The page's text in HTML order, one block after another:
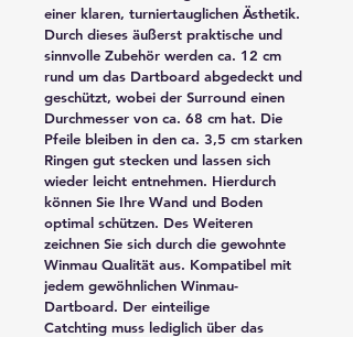
einer klaren, turniertauglichen Ästhetik.
Durch dieses äußerst praktische und
sinnvolle Zubehör werden ca. 12 cm
rund um das Dartboard abgedeckt und
geschützt, wobei der Surround einen
Durchmesser von ca. 68 cm hat. Die
Pfeile bleiben in den ca. 3,5 cm starken
Ringen gut stecken und lassen sich
wieder leicht entnehmen. Hierdurch
können Sie Ihre Wand und Boden
optimal schützen. Des Weiteren
zeichnen Sie sich durch die gewohnte
Winmau Qualität aus. Kompatibel mit
jedem gewöhnlichen Winmau-
Dartboard. Der einteilige
Catchting muss lediglich über das